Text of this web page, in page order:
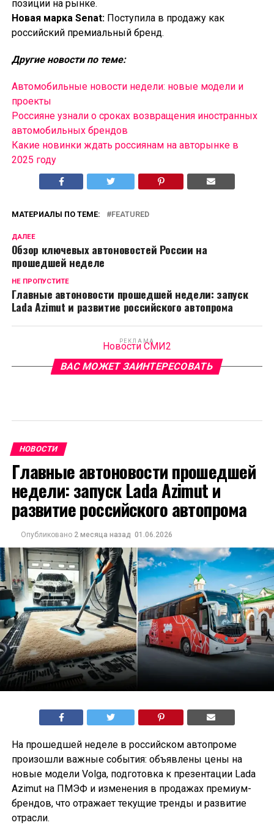
позиции на рынке.
Новая марка Senat:Поступила в продажу как
российский премиальный бренд.
Другие новости по теме:
Автомобильные новости недели: новые модели и
проекты
Россияне узнали о сроках возвращения иностранных
автомобильных брендов
Какие новинки ждать россиянам на авторынке в
2025 году
МАТЕРИАЛЫ ПО ТЕМЕ: FEATURED
ДАЛЕЕ
Обзор ключевых автоновостей России на
прошедшей неделе
НЕ ПРОПУСТИТЕ
Главные автоновости прошедшей недели: запуск
Lada Azimut и развитие российского автопрома
РЕКЛАМА
Новости СМИ2
ВАС МОЖЕТ ЗАИНТЕРЕСОВАТЬ
НОВОСТИ
Главные автоновости прошедшей
недели: запуск Lada Azimut и
развитие российского автопрома
Опубликовано 2 месяца назад 01.06.2026
На прошедшей неделе в российском автопроме
произошли важные события: объявлены цены на
новые модели Volga, подготовка к презентации Lada
Azimut на ПМЭФ и изменения в продажах премиум-
брендов, что отражает текущие тренды и развитие
отрасли.